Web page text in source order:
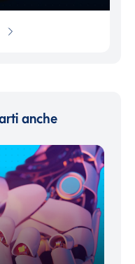
anche